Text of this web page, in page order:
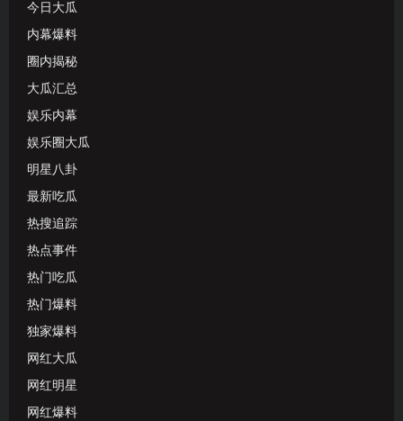
今日大瓜
内幕爆料
圈内揭秘
大瓜汇总
娱乐内幕
娱乐圈大瓜
明星八卦
最新吃瓜
热搜追踪
热点事件
热门吃瓜
热门爆料
独家爆料
网红大瓜
网红明星
网红爆料